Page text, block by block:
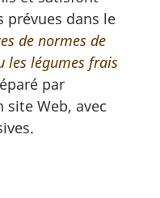
prévues dans le
de normes de
les légumes frais
par
site Web, avec